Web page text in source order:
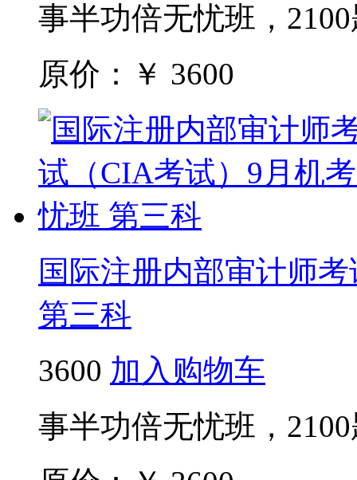
事半功倍无忧班，
原价：￥ 3600
国际注册内部审计师
第三科
3600 加入购物车
事半功倍无忧班，